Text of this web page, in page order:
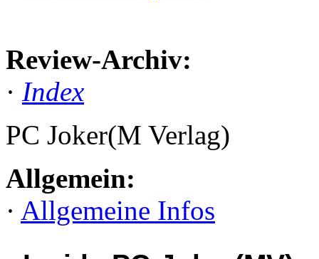
Review-Archiv:
· Index
PC Joker(M Verlag)
Allgemein:
· Allgemeine Infos